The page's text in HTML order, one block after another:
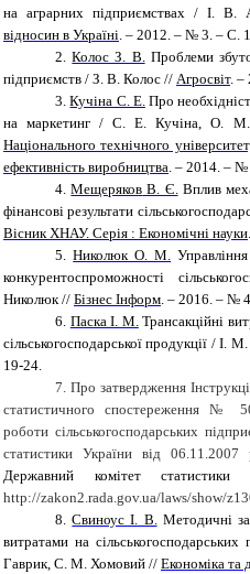
на аграрних підприємствах / І. В.
відносин в Україні. – 2012. – № 3. – С.
2.Колос З. В.Проблеми
підприємств / З. В. Колос // Агросвіт. –
3.Кучіна С. Е.Про
на маркетинг / С. Е. Кучіна, О.
Національного технічного
ефективність виробництва. – 2014. –
4.Мещеряков В. Є.Вплив
фінансові результати
Вісник ХНАУ. Серія : Економічні науки
5.Николюк О. М.
конкурентоспроможності
Николюк // Бізнес Інформ. – 2016. – №
6. Паска І. М.Трансакційні
сільськогосподарської продукції / І.
19-24.
7. Про затвердження
статистичного спостереження №
роботи сільськогосподарських
статистики України від
Державний комітет
http://zakon2.rada.gov.ua/laws/show/
8.Свиноус І. В.Методичні
витратами на
Гаврик, С. М. Хомовий // Економіка та